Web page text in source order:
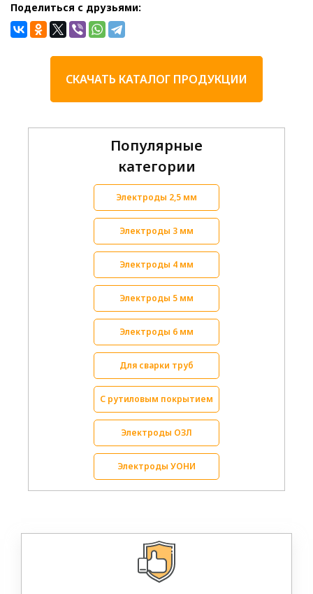
Поделиться с друзьями:
СКАЧАТЬ КАТАЛОГ ПРОДУКЦИИ
Популярные
категории
Электроды 2,5 мм
Электроды 3 мм
Электроды 4 мм
Электроды 5 мм
Электроды 6 мм
Для сварки труб
С рутиловым покрытием
Электроды ОЗЛ
Электроды УОНИ